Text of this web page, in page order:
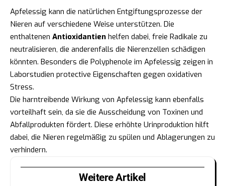
Apfelessig kann die natürlichen Entgiftungsprozesse der
Nieren auf verschiedene Weise unterstützen. Die
enthaltenen Antioxidantien helfen dabei, freie Radikale zu
neutralisieren, die anderenfalls die Nierenzellen schädigen
könnten. Besonders die Polyphenole im Apfelessig zeigen in
Laborstudien protective Eigenschaften gegen oxidativen
Stress.
Die harntreibende Wirkung von Apfelessig kann ebenfalls
vorteilhaft sein, da sie die Ausscheidung von Toxinen und
Abfallprodukten fördert. Diese erhöhte Urinproduktion hilft
dabei, die Nieren regelmäßig zu spülen und Ablagerungen zu
verhindern.
Weitere Artikel